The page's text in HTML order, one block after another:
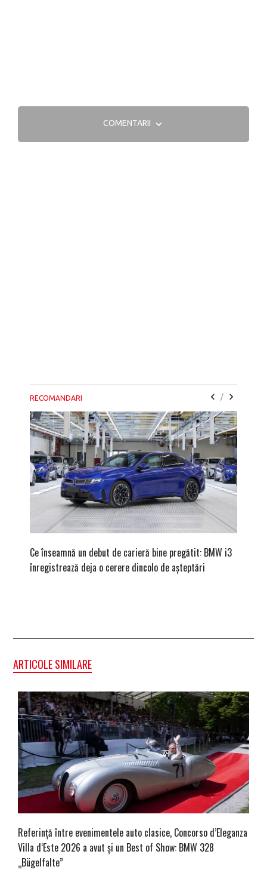
COMENTARII
RECOMANDARI /
Ce înseamnă un debut de carieră bine pregătit: BMW i3
înregistrează deja o cerere dincolo de așteptări
ARTICOLE SIMILARE
Referință între evenimentele auto clasice, Concorso d’Eleganza
Villa d‘Este 2026 a avut și un Best of Show: BMW 328
„Bügelfalte”